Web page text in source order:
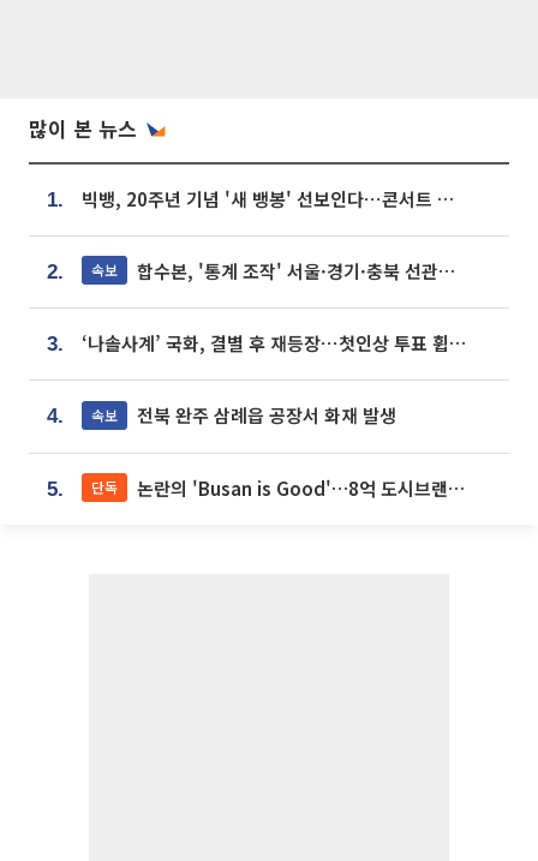
많이 본 뉴스
1. 빅뱅, 20주년 기념 '새 뱅봉' 선보인다⋯콘서트 앞두고 팝업 개최
2. 속보 합수본, '통계 조작' 서울·경기·충북 선관위 등 추가 압수수색
3. ‘나솔사계’ 국화, 결별 후 재등장⋯첫인상 투표 휩쓸고 ‘인기녀’ 등극
4. 속보 전북 완주 삼례읍 공장서 화재 발생
5. 단독 논란의 'Busan is Good'…8억 도시브랜드, 용산 대통령실 CI 업체가 수행